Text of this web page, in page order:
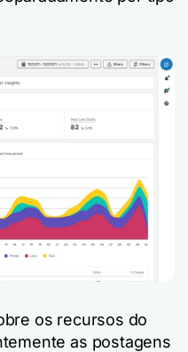
os recursos do
as postagens